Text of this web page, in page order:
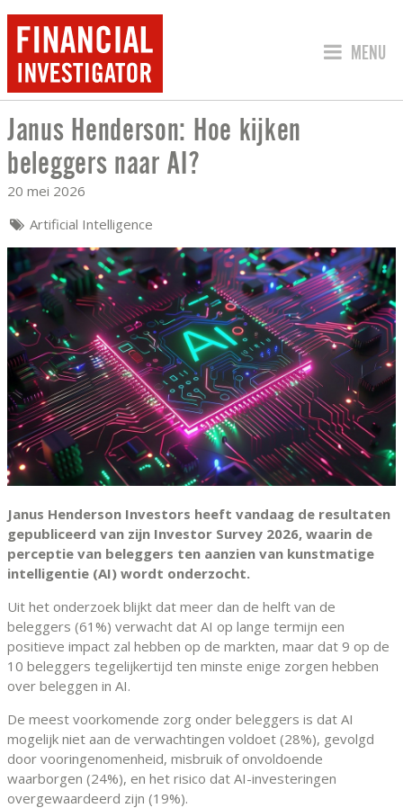
SPRING
MENU
JANUS HENDERSON: HOE KIJKEN
Janus Henderson: Hoe kijken
beleggers naar AI?
20 mei 2026
Artificial Intelligence
Janus Henderson Investors heeft vandaag de resultaten
gepubliceerd van zijn Investor Survey 2026, waarin de
perceptie van beleggers ten aanzien van kunstmatige
intelligentie (AI) wordt onderzocht.
Uit het onderzoek blijkt dat meer dan de helft van de
beleggers (61%) verwacht dat AI op lange termijn een
positieve impact zal hebben op de markten, maar dat 9 op de
10 beleggers tegelijkertijd ten minste enige zorgen hebben
over beleggen in AI.
De meest voorkomende zorg onder beleggers is dat AI
mogelijk niet aan de verwachtingen voldoet (28%), gevolgd
door vooringenomenheid, misbruik of onvoldoende
waarborgen (24%), en het risico dat AI-investeringen
overgewaardeerd zijn (19%).